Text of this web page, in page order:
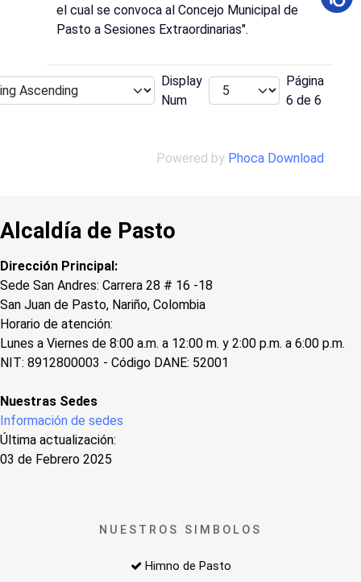
el cual se convoca al Concejo Municipal de
Pasto a Sesiones Extraordinarias".
Display
Num
Página
6 de 6
Powered by Phoca Download
Alcaldía de Pasto
Dirección Principal:
Sede San Andres: Carrera 28 # 16 -18
San Juan de Pasto, Nariño, Colombia
Horario de atención:
Lunes a Viernes de 8:00 a.m. a 12:00 m. y 2:00 p.m. a 6:00 p.m.
NIT: 8912800003 - Código DANE: 52001
Nuestras Sedes
Información de sedes
Última actualización:
03 de Febrero 2025
NUESTROS SIMBOLOS
Himno de Pasto